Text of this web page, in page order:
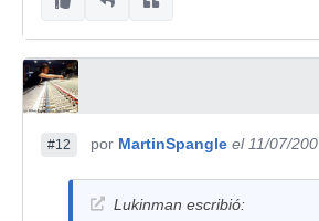
#12 por MartinSpangle el 11/07/
Lukinman escribió: